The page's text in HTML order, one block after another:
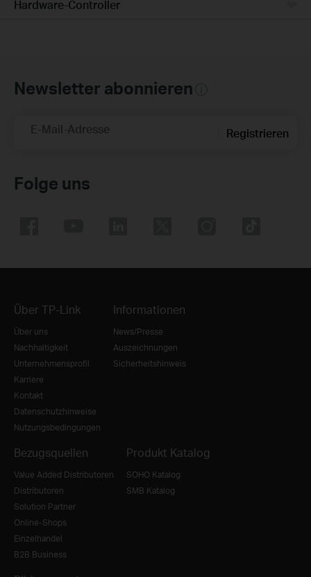
Hardware-Controller
Newsletter abonnieren
E-Mail-Adresse Registrieren
Folge uns
Über TP-Link
Über uns
Nachhaltigkeit
Unternehmensprofil
Karriere
Kontakt
Datenschutzhinweise
Nutzungsbedingungen
Informationen
News/Presse
Auszeichnungen
Sicherheitshinweis
Bezugsquellen
Value Added Distributoren
Distributoren
Solution Partner
Online-Shops
Einzelhandel
B2B Business
Produkt Katalog
SOHO Katalog
SMB Katalog